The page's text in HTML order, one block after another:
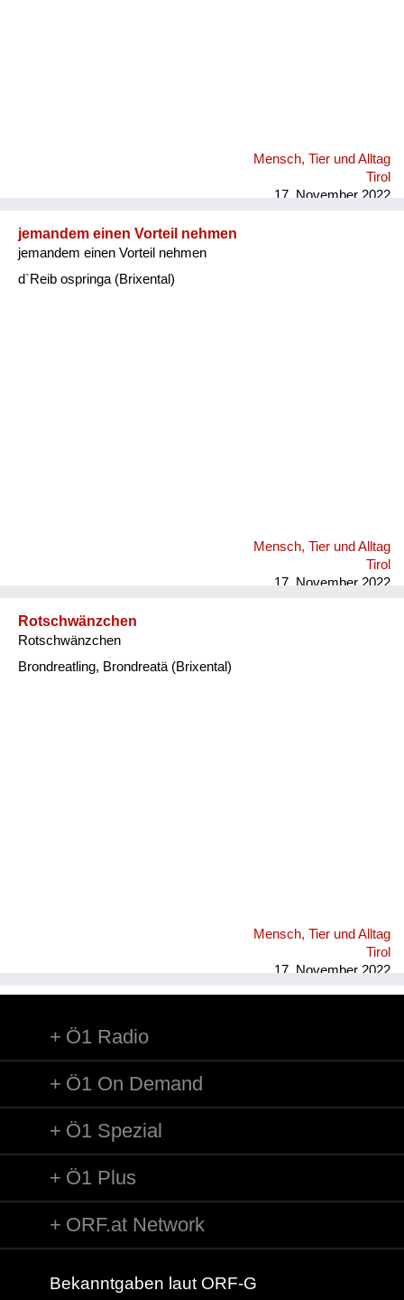
Mensch, Tier und Alltag
Tirol
17. November 2022
jemandem einen Vorteil nehmen
jemandem einen Vorteil nehmen
d`Reib ospringa (Brixental)
Mensch, Tier und Alltag
Tirol
17. November 2022
Rotschwänzchen
Rotschwänzchen
Brondreatling, Brondreatä (Brixental)
Mensch, Tier und Alltag
Tirol
17. November 2022
Ö1 Radio
Ö1 On Demand
Ö1 Spezial
Ö1 Plus
ORF.at Network
Bekanntgaben laut ORF-G